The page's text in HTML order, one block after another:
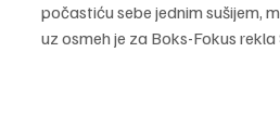
počastiću sebe jednim sušijem,
uz osmeh je za Boks-Fokus